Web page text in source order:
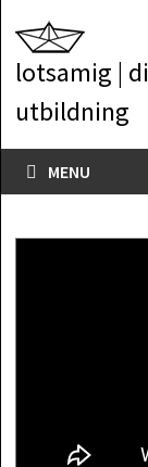
to
content
lotsamig |
utbildning
MENU